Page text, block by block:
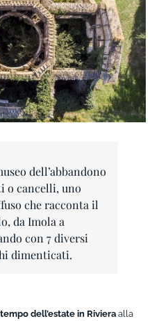
dell’abbandono
o cancelli, uno
che racconta il
da Imola a
con 7 diversi
dimenticati.
dell’estate in Rivieraalla